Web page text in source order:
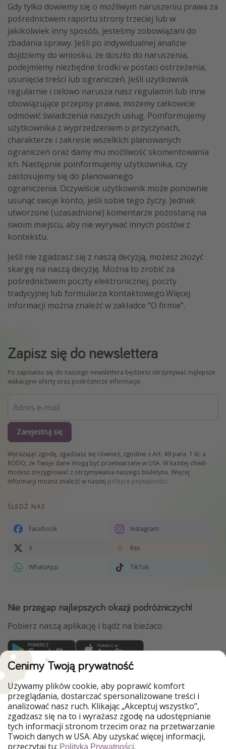
Gdy tylko dowiemy się o możliwym naruszeniu prawa za
pośrednictwem raportu strony trzeciej lub w
jakikolwiek inny sposób, jesteśmy zobowiązani do
zbadania sprawy. Jeśli po indywidualnej analizie
dojdziemy do wniosku, że doszło do naruszenia,
podejmiemy niezbędne środki w postaci ostrzeżenia,
usunięcia treści lub ograniczeń. Jeśli użytkownik
regularnie i celowo narusza nasz regulamin lub inne
obowiązujące przepisy prawa, możemy całkowicie
odmówić świadczenia naszych usług. Poinformujemy
użytkownika z wyprzedzeniem o przyczynach,
charakterze i zakresie wszelkich planowanych
ograniczeń oraz damy mu możliwość skomentowania
ich. Następnie poinformujemy użytkownika, czy
zastosujemy się do planowanego
ograniczenia. Oczywiście użytkownik może ponownie
usunąć swoje konto, jeśli sobie tego życzy. Jednak
utworzone (uzasadnione) komentarze pozostaną na
swoim miejscu, aby nie wyrywać innych postów z
kontekstu.
Jeśli nie zgadzasz się z naszą decyzją, możesz złożyć
skargę na naszą decyzję. Można to zrobić za
pośrednictwem poczty elektronicznej, poczty
tradycyjnej lub formularza kontaktowego.Więcej
informacji można znaleźć w zakładce “O firmie”.
Zapisz się do newslettera
Po zapisaniu się do naszego newslettera będziesz otrzymywać najlepsze
wakacyjne oferty oraz podróżnicze informacje.
Zarejestruj się
Wyrażając zgodę, zgadzasz się również, zgodnie z Art. 49 para. 1 lit. a
RODO, że Twoje dane mogą być przetwarzane w USA. W każdej chwili
możesz zrezygnować z otrzymywania naszego biuletynu. Więcej
informacji można znaleźć w naszej polityce prywatności.
ŚLEDŹ NAS
Facebook Instagram
X Rss
WhatsApp TikTok
Nie przegap najlepszych okazji podróżniczych!
Pobierz naszą aplikację i bądź na bieżaco
WakacyjniPiraci są częścią Grupy HolidayPirates
Nasze rynki
PiratinViaggio
HolidayPirates
VakantiePiraten
VoyagesPirates
Ferienpiraten
Urlaubspiraten
Urlaubspiraten
ViajerosPiratas
TravelPirates
Cenimy Twoją prywatność
Używamy plików cookie, aby poprawić komfort
przeglądania, dostarczać spersonalizowane treści i
analizować nasz ruch. Klikając „Akceptuj wszystko”,
zgadzasz się na to i wyrażasz zgodę na udostępnianie
tych informacji stronom trzecim oraz na przetwarzanie
Twoich danych w USA. Aby uzyskać więcej informacji,
przeczytaj tu: Polityka Prywatności.